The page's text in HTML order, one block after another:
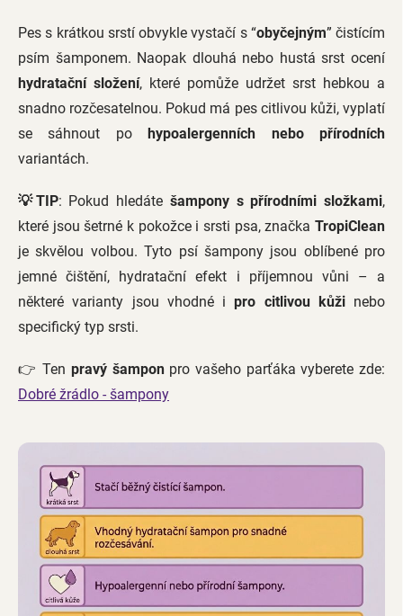
Pes s krátkou srstí obvykle vystačí s “obyčejným” čistícím
psím šamponem. Naopak dlouhá nebo hustá srst ocení
hydratační složení, které pomůže udržet srst hebkou a
snadno rozčesatelnou. Pokud má pes citlivou kůži, vyplatí
se sáhnout pohypoalergenních nebo přírodních
variantách.
💡TIP: Pokud hledáte šampony s přírodními složkami,
které jsou šetrné k pokožce i srsti psa, značka TropiClean
je skvělou volbou. Tyto psí šampony jsou oblíbené pro
jemné čištění, hydratační efekt i příjemnou vůni – a
některé varianty jsou vhodné ipro citlivou kůžinebo
specifický typ srsti.
👉 Ten pravý šamponpro vašeho parťáka vyberete zde:
Dobré žrádlo - šampony